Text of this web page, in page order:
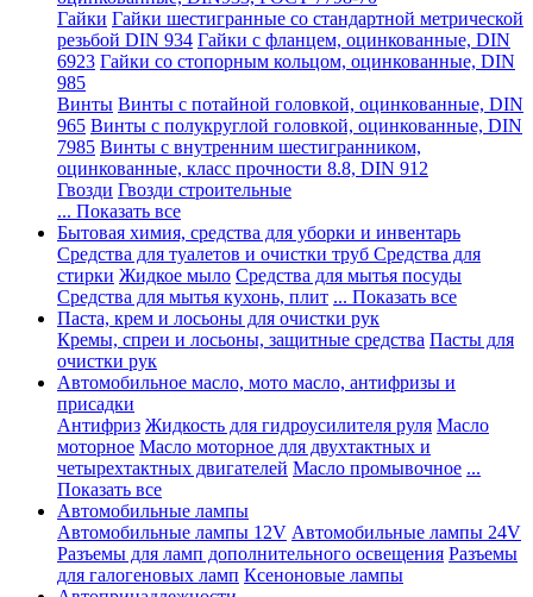
Гайки Гайки шестигранные со стандартной метрической
резьбой DIN 934 Гайки с фланцем, оцинкованные, DIN
6923 Гайки со стопорным кольцом, оцинкованные, DIN
985
Винты Винты с потайной головкой, оцинкованные, DIN
965 Винты с полукруглой головкой, оцинкованные, DIN
7985 Винты с внутренним шестигранником,
оцинкованные, класс прочности 8.8, DIN 912
Гвозди Гвозди строительные
... Показать все
Бытовая химия, средства для уборки и инвентарь
Средства для туалетов и очистки труб Средства для
стирки Жидкое мыло Средства для мытья посуды
Средства для мытья кухонь, плит ... Показать все
Паста, крем и лосьоны для очистки рук
Кремы, спреи и лосьоны, защитные средства Пасты для
очистки рук
Автомобильное масло, мото масло, антифризы и
присадки
Антифриз Жидкость для гидроусилителя руля Масло
моторное Масло моторное для двухтактных и
четырехтактных двигателей Масло промывочное ...
Показать все
Автомобильные лампы
Автомобильные лампы 12V Автомобильные лампы 24V
Разъемы для ламп дополнительного освещения Разъемы
для галогеновых ламп Ксеноновые лампы